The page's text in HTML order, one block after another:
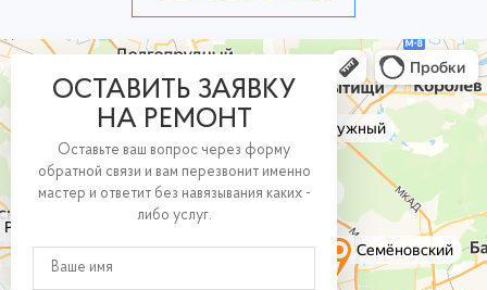
ОСТАВИТЬ ЗАЯВКУ
НА РЕМОНТ
Оставьте ваш вопрос через форму
обратной связи и вам перезвонит именно
мастер и ответит без навязывания каких -
либо услуг.